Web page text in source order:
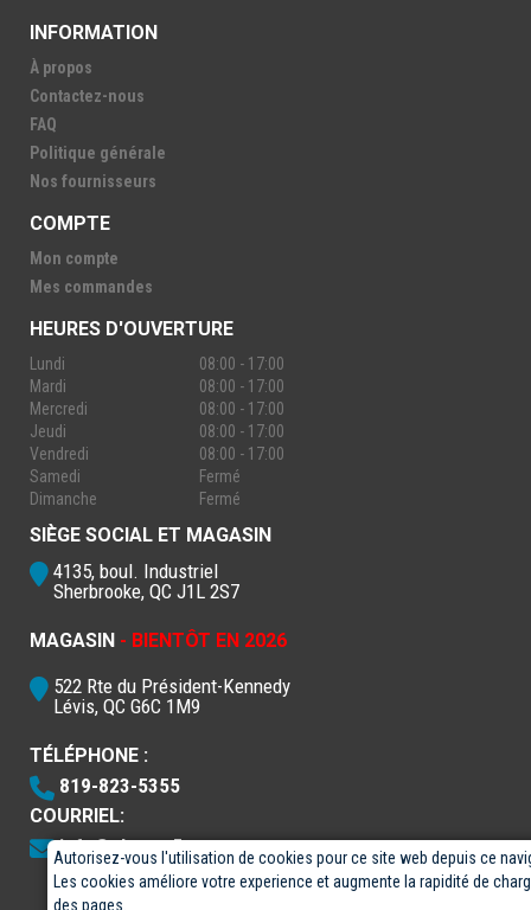
Autorisez-vous l'utilisation de cookies pour ce site web depuis ce
Les cookies améliore votre experience et augmente la rapidité de
des pages.
INFORMATION
À propos
Contactez-nous
FAQ
Politique générale
Nos fournisseurs
COMPTE
Mon compte
Mes commandes
HEURES D'OUVERTURE
Lundi
08:00 - 17:00
Mardi
08:00 - 17:00
Mercredi
08:00 - 17:00
Jeudi
08:00 - 17:00
Vendredi
08:00 - 17:00
Samedi
Fermé
Dimanche
Fermé
SIÈGE SOCIAL ET MAGASIN
4135, boul. Industriel
Sherbrooke, QC J1L 2S7
MAGASIN - BIENTÔT EN 2026
522 Rte du Président-Kennedy
Lévis, QC G6C 1M9
TÉLÉPHONE :
819-823-5355
COURRIEL:
info@electro5.com